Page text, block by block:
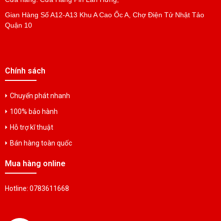
Bộ Sạc Pin Li-ion 10 Cell 37V đến 42V 2A
Bộ Sạc Pin Li-ion 12Cell 44.4V đến 50.4V 3A
Liên hệ
Bộ Sạc Pin Li-ion 13Cell 48V đến 54.6V 3A
Gian Hàng Số A12-A13 Khu A Cao Ốc A, Chợ Điện Tử Nhật Tảo
Quận 10
Chính sách
Chuyển phát nhanh
100% bảo hành
Hỗ trợ kĩ thuật
Bán hàng toàn quốc
Mua hàng online
Hotline: 0783611668